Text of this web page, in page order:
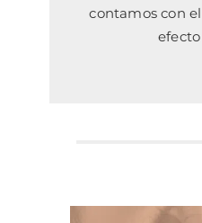
contamos con